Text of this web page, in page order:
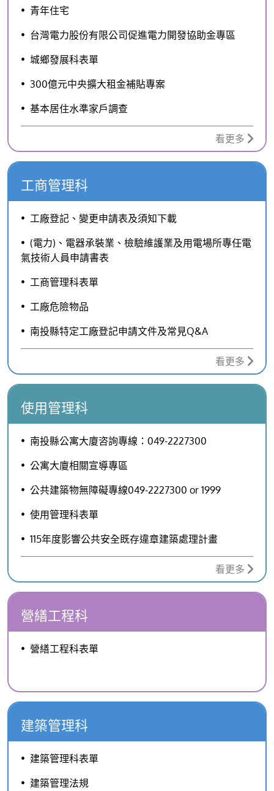
青年住宅
台灣電力股份有限公司促進電力開發協助金專區
城鄉發展科表單
300億元中央擴大租金補貼專案
基本居住水準家戶調查
看更多
工商管理科
工廠登記、變更申請表及須知下載
(電力)、電器承裝業、檢驗維護業及用電場所專任電
氣技術人員申請書表
工商管理科表單
工廠危險物品
南投縣特定工廠登記申請文件及常見Q&A
看更多
使用管理科
南投縣公寓大廈咨詢專線：049-2227300
公寓大廈相關宣導專區
公共建築物無障礙專線049-2227300 or 1999
使用管理科表單
115年度影響公共安全既存違章建築處理計畫
看更多
營繕工程科
營繕工程科表單
建築管理科
建築管理科表單
建築管理法規